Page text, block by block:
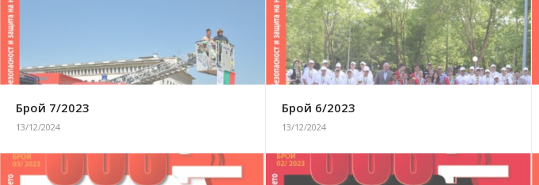
Брой 7/2023
13/12/2024
Брой 6/2023
13/12/2024